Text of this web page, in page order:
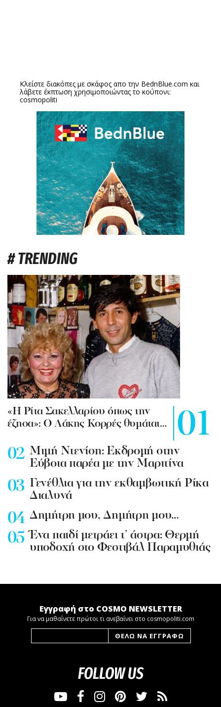
Κλείστε διακόπες με σκάφος απο την BednBlue.com και
λάβετε έκπτωση χρησιμοποιώντας το κούπονι:
cosmopoliti
# TRENDING
«Η Ρίτα Σακελλαρίου όπως την
έζησα»: Ο Λάκης Κορρές θυμάται…
Mιμή Ντενίση: Εκδρομή στην
Εύβοια παρέα με την Μαριτίνα
Γενέθλια για την εκθαμβωτική Ρίκα
Διαλυνά
Δημήτρη μου, Δημήτρη μου…
Ένα παιδί μετράει τ’ άστρα: Θερμή
υποδοχή στο Φεστιβάλ Παραμυθιάς
Εγγραφή στο COSMO NEWSLETTER
Για να μαθαίνετε πρώτοι τι ανεβαίνει στο cosmopoliti.com
FOLLOW US